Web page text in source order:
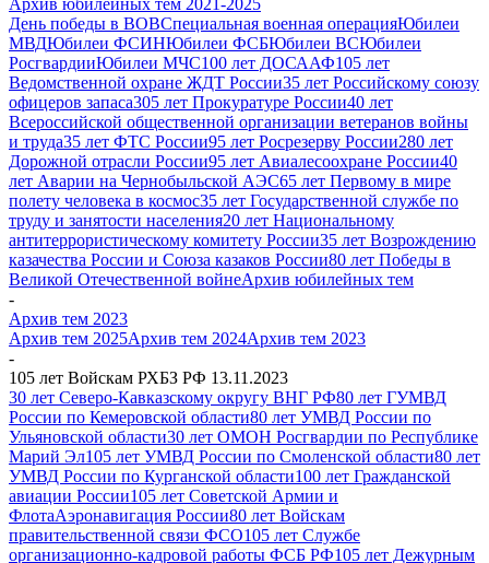
День победы в ВОВСпециальная военная операцияЮбилеи
МВДЮбилеи ФСИНЮбилеи ФСБЮбилеи ВСЮбилеи
РосгвардииЮбилеи МЧС100 лет ДОСААФ105 лет
Ведомственной охране ЖДТ России35 лет Российскому союзу
офицеров запаса305 лет Прокуратуре России40 лет
Всероссийской общественной организации ветеранов войны
и труда35 лет ФТС России95 лет Росрезерву России280 лет
Дорожной отрасли России95 лет Авиалесоохране России40
лет Аварии на Чернобыльской АЭС65 лет Первому в мире
полету человека в космос35 лет Государственной службе по
труду и занятости населения20 лет Национальному
антитеррористическому комитету России35 лет Возрождению
казачества России и Союза казаков России80 лет Победы в
Великой Отечественной войнеАрхив юбилейных тем
-
Архив тем 2023
Архив тем 2025Архив тем 2024Архив тем 2023
-
105 лет Войскам РХБЗ РФ 13.11.2023
30 лет Северо-Кавказскому округу ВНГ РФ80 лет ГУМВД
России по Кемеровской области80 лет УМВД России по
Ульяновской области30 лет ОМОН Росгвардии по Республике
Марий Эл105 лет УМВД России по Смоленской области80 лет
УМВД России по Курганской области100 лет Гражданской
авиации России105 лет Советской Армии и
ФлотаАэронавигация России80 лет Войскам
правительственной связи ФСО105 лет Службе
организационно-кадровой работы ФСБ РФ105 лет Дежурным